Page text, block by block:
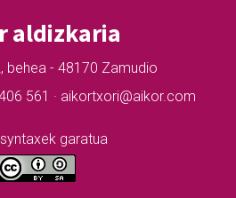
aldizkaria
behea - 48170 Zamudio
561 · aikortxori@aikor.com
garatua